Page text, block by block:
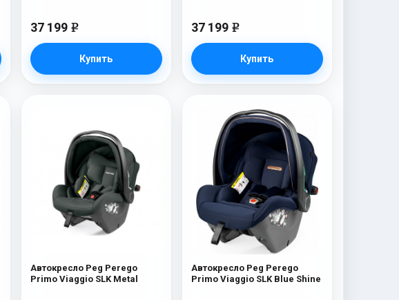
37 199 e
Купить
37 199 e
Купить
Автокресло Peg Perego
Primo Viaggio SLK Metal
Автокресло Peg Perego
Primo Viaggio SLK Blue Shine